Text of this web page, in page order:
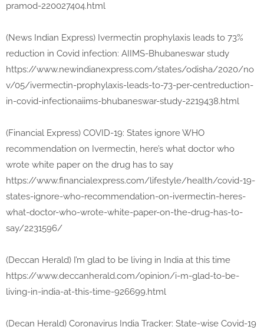
pramod-220027404.html
(News Indian Express) Ivermectin prophylaxis leads to 73%
reduction in Covid infection: AIIMS-Bhubaneswar study
https://www.newindianexpress.com/states/odisha/2020/no
v/05/ivermectin-prophylaxis-leads-to-73-per-centreduction-
in-covid-infectionaiims-bhubaneswar-study-2219438.html
(Financial Express) COVID-19: States ignore WHO
recommendation on Ivermectin, here’s what doctor who
wrote white paper on the drug has to say
https://www.financialexpress.com/lifestyle/health/covid-19-
states-ignore-who-recommendation-on-ivermectin-heres-
what-doctor-who-wrote-white-paper-on-the-drug-has-to-
say/2231596/
(Deccan Herald) I’m glad to be living in India at this time
https://www.deccanherald.com/opinion/i-m-glad-to-be-
living-in-india-at-this-time-926699.html
(Decan Herald) Coronavirus India Tracker: State-wise Covid-19